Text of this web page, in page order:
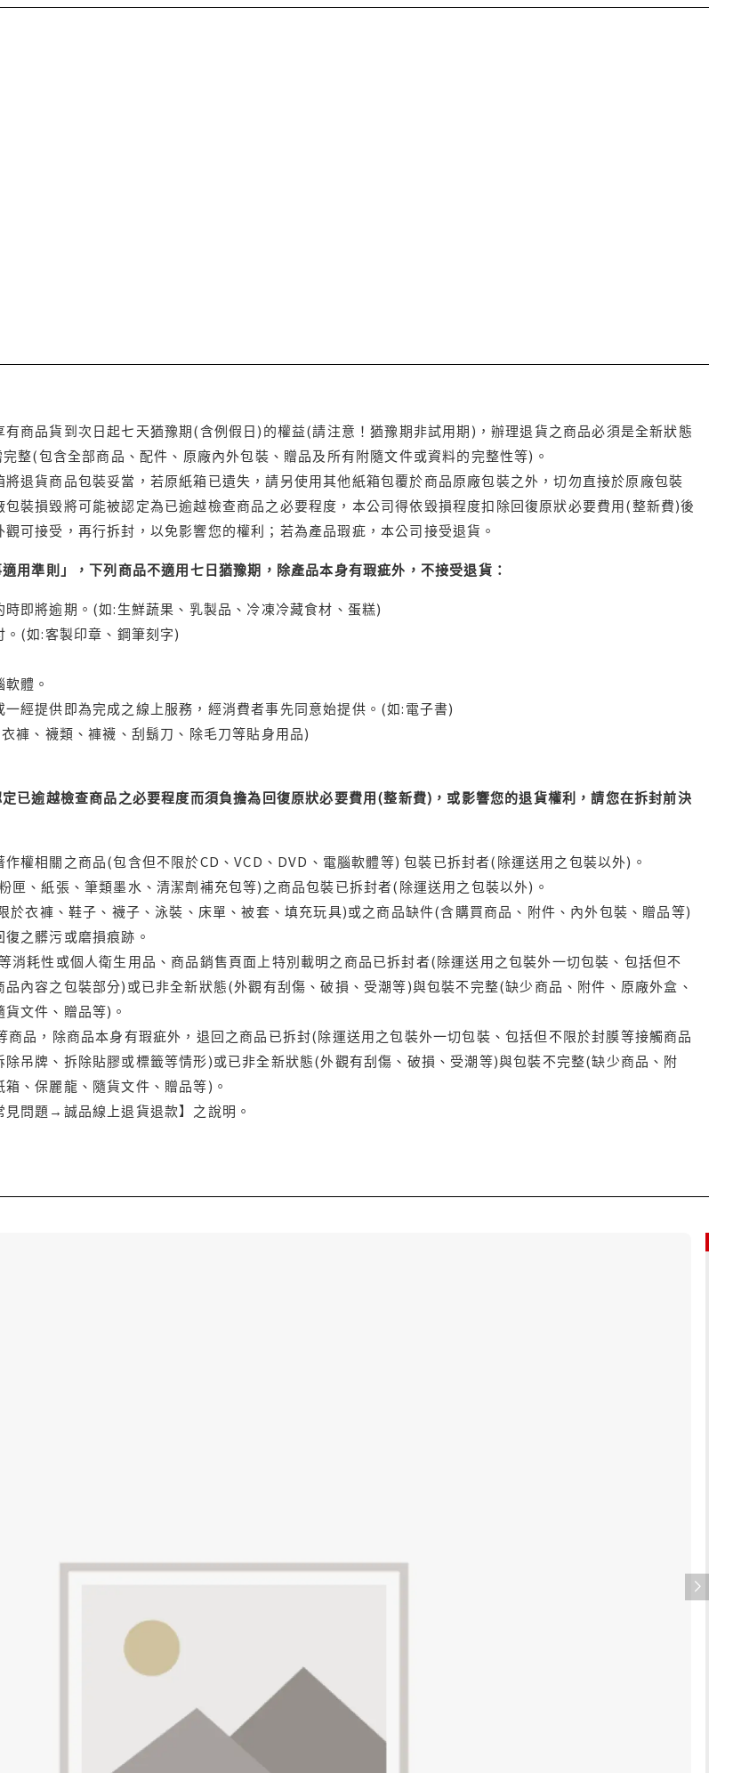
商品貨到次日起七天猶豫期(含例假日)的權益(請注意！猶豫期非試用期)，辦理退貨之商品必須是全新狀態
整(包含全部商品、配件、原廠內外包裝、贈品及所有附隨文件或資料的完整性等)。
退貨商品包裝妥當，若原紙箱已遺失，請另使用其他紙箱包覆於商品原廠包裝之外，切勿直接於原廠包裝
包裝損毀將可能被認定為已逾越檢查商品之必要程度，本公司得依毀損程度扣除回復原狀必要費用(整新費)後
可接受，再行拆封，以免影響您的權利；若為產品瑕疵，本公司接受退貨。
用準則」，下列商品不適用七日猶豫期，除產品本身有瑕疵外，不接受退貨：
即將逾期。(如:生鮮蔬果、乳製品、冷凍冷藏食材、蛋糕)
(如:客製印章、鋼筆刻字)
體。
經提供即為完成之線上服務，經消費者事先同意始提供。(如:電子書)
褲、襪類、褲襪、刮鬍刀、除毛刀等貼身用品)
已逾越檢查商品之必要程度而須負擔為回復原狀必要費用(整新費)，或影響您的退貨權利，請您在拆封前決
權相關之商品(包含但不限於CD、VCD、DVD、電腦軟體等) 包裝已拆封者(除運送用之包裝以外)。
匣、紙張、筆類墨水、清潔劑補充包等)之商品包裝已拆封者(除運送用之包裝以外)。
衣褲、鞋子、襪子、泳裝、床單、被套、填充玩具)或之商品缺件(含購買商品、附件、內外包裝、贈品等)
之髒污或磨損痕跡。
消耗性或個人衛生用品、商品銷售頁面上特別載明之商品已拆封者(除運送用之包裝外一切包裝、包括但不
內容之包裝部分)或已非全新狀態(外觀有刮傷、破損、受潮等)與包裝不完整(缺少商品、附件、原廠外盒、
文件、贈品等)。
商品，除商品本身有瑕疵外，退回之商品已拆封(除運送用之包裝外一切包裝、包括但不限於封膜等接觸商品
吊牌、拆除貼膠或標籤等情形)或已非全新狀態(外觀有刮傷、破損、受潮等)與包裝不完整(缺少商品、附
、保麗龍、隨貨文件、贈品等)。
問題→誠品線上退貨退款】之說明。